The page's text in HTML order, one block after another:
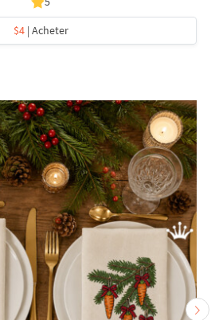
$4| Acheter